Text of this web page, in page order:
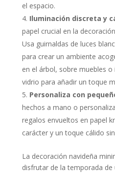
el espacio.
Iluminación discreta y
papel crucial en la
Usa guirnaldas de luces
para crear un ambiente
en el árbol, sobre muebles
vidrio para añadir un toque
Personaliza con
hechos a mano o
regalos envueltos en papel
carácter y un toque cálido
La decoración navideña
disfrutar de la temporada de